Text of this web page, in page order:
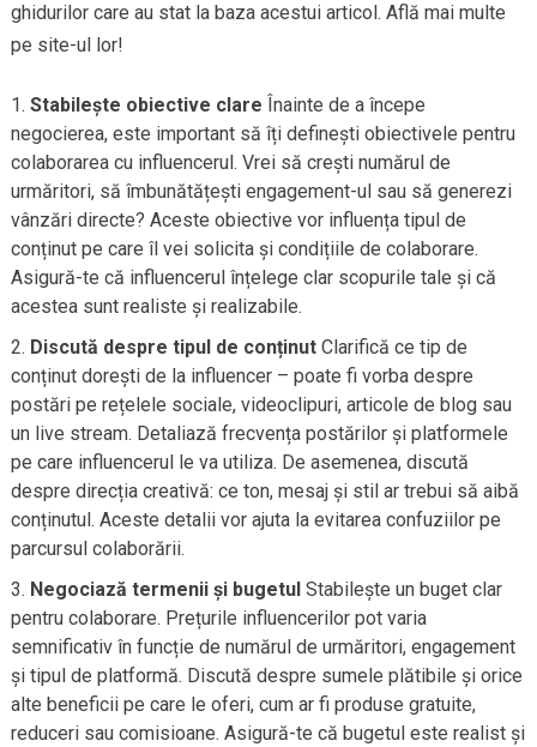
ghidurilor care au stat la baza acestui articol. Află mai multe
pe site-ul lor!
Stabilește obiective clare Înainte de a începe
negocierea, este important să îți definești obiectivele pentru
colaborarea cu influencerul. Vrei să crești numărul de
urmăritori, să îmbunătățești engagement-ul sau să generezi
vânzări directe? Aceste obiective vor influența tipul de
conținut pe care îl vei solicita și condițiile de colaborare.
Asigură-te că influencerul înțelege clar scopurile tale și că
acestea sunt realiste și realizabile.
Discută despre tipul de conținutClarifică ce tip de
conținut dorești de la influencer – poate fi vorba despre
postări pe rețelele sociale, videoclipuri, articole de blog sau
un live stream. Detaliază frecvența postărilor și platformele
pe care influencerul le va utiliza. De asemenea, discută
despre direcția creativă: ce ton, mesaj și stil ar trebui să aibă
conținutul. Aceste detalii vor ajuta la evitarea confuziilor pe
parcursul colaborării.
Negociază termenii și bugetulStabilește un buget clar
pentru colaborare. Prețurile influencerilor pot varia
semnificativ în funcție de numărul de urmăritori, engagement
și tipul de platformă. Discută despre sumele plătibile și orice
alte beneficii pe care le oferi, cum ar fi produse gratuite,
reduceri sau comisioane. Asigură-te că bugetul este realist și